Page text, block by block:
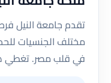
تقدم جامعة النيل
مختلف الجنسيات
في قلب مصر.